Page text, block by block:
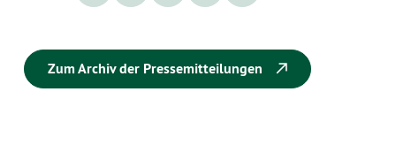
Zum Archiv der Pressemitteilungen